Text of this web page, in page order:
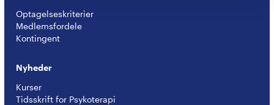
Optagelseskriterier
Medlemsfordele
Kontingent
Nyheder
Kurser
Tidsskrift for Psykoterapi